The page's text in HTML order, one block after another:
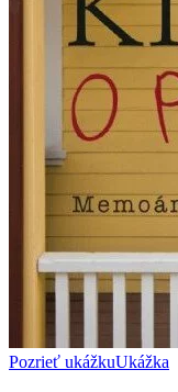
Pozrieť ukážkuUkážka